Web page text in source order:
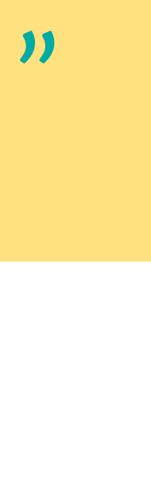
”